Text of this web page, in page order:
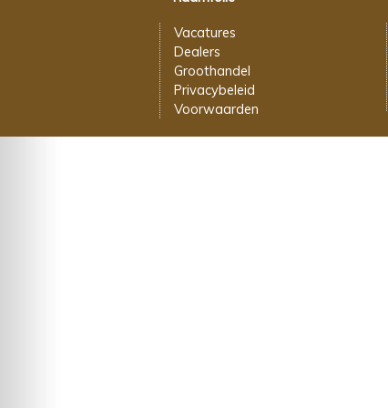
Vacatures
Dealers
Groothandel
Privacybeleid
Voorwaarden